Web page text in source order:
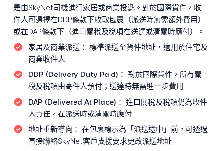
是由SkyNet司機進行家居或商業投遞。對於國際貨件，收
件人可選擇在DDP條款下收取包裹（派送時無需額外費用）
或在DAP條款下（進口關稅及稅項在送達或清關時應付）。
家居及商業派送： 標準派送至貨件地址，適用於住宅及
商業收件人
DDP (Delivery Duty Paid)： 對於國際貨件，所有關
稅及稅項由寄件人預付；送達時無需進一步費用
DAP (Delivered At Place)： 進口關稅及稅項仍為收件
人責任，在派送時或清關時應付
地址重新導向： 在包裹標示為「派送途中」前，可透過
直接聯絡SkyNet客戶支援要求更改派送地址